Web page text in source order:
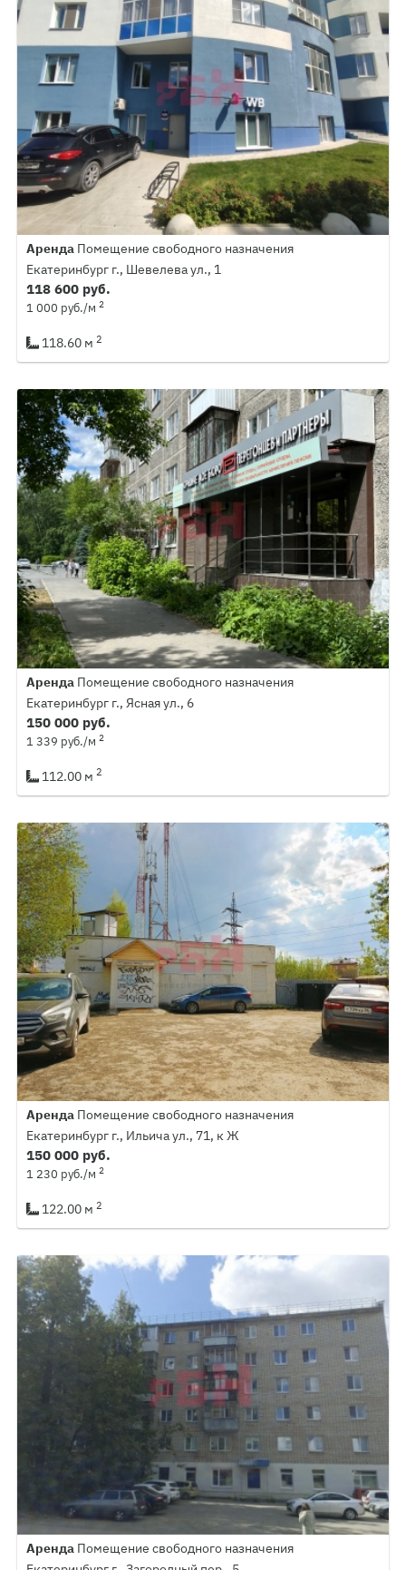
Аренда Помещение свободного назначения
Екатеринбург г., Шевелева ул., 1
118 600 руб.
1 000 руб./м 2
118.60 м 2
Аренда Помещение свободного назначения
Екатеринбург г., Ясная ул., 6
150 000 руб.
1 339 руб./м 2
112.00 м 2
Аренда Помещение свободного назначения
Екатеринбург г., Ильича ул., 71, к Ж
150 000 руб.
1 230 руб./м 2
122.00 м 2
Аренда Помещение свободного назначения